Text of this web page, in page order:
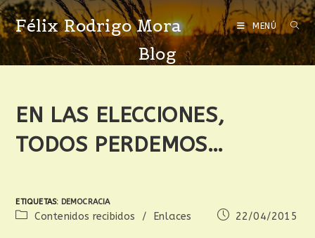
Félix Rodrigo Mora MENÚ
Blog
EN LAS ELECCIONES,
TODOS PERDEMOS…
ETIQUETAS: DEMOCRACIA
Contenidos recibidos / Enlaces 22/04/2015